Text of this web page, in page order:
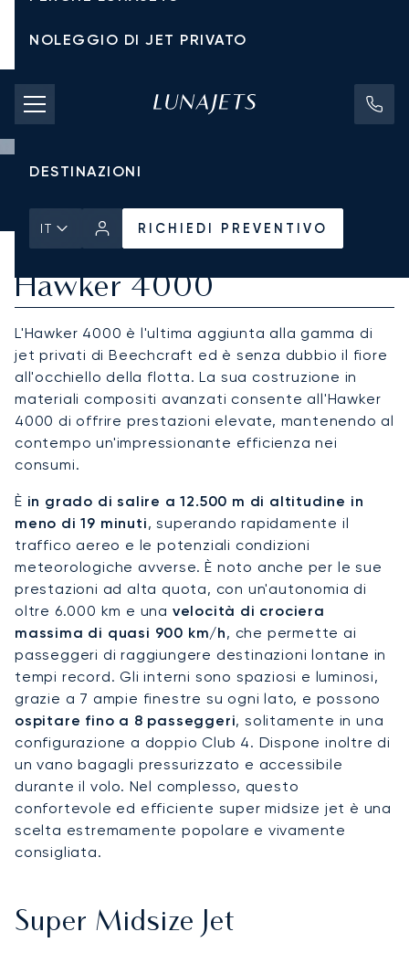
NOLEGGIO DI JET PRIVATO
TARIFFE DI NOLEGGIO
JET PRIVATI
DESTINAZIONI
IT RICHIEDI PREVENTIVO
Hawker 4000
L'Hawker 4000 è l'ultima aggiunta alla gamma di
jet privati di Beechcraft ed è senza dubbio il fiore
all'occhiello della flotta. La sua costruzione in
materiali compositi avanzati consente all'Hawker
4000 di offrire prestazioni elevate, mantenendo al
contempo un'impressionante efficienza nei
consumi.
È in grado di salire a 12.500 m di altitudine in
meno di 19 minuti, superando rapidamente il
traffico aereo e le potenziali condizioni
meteorologiche avverse. È noto anche per le sue
prestazioni ad alta quota, con un'autonomia di
oltre 6.000 km e una velocità di crociera
massima di quasi 900 km/h, che permette ai
passeggeri di raggiungere destinazioni lontane in
tempi record. Gli interni sono spaziosi e luminosi,
grazie a 7 ampie finestre su ogni lato, e possono
ospitare fino a 8 passeggeri, solitamente in una
configurazione a doppio Club 4. Dispone inoltre di
un vano bagagli pressurizzato e accessibile
durante il volo. Nel complesso, questo
confortevole ed efficiente super midsize jet è una
scelta estremamente popolare e vivamente
consigliata.
Super Midsize Jet